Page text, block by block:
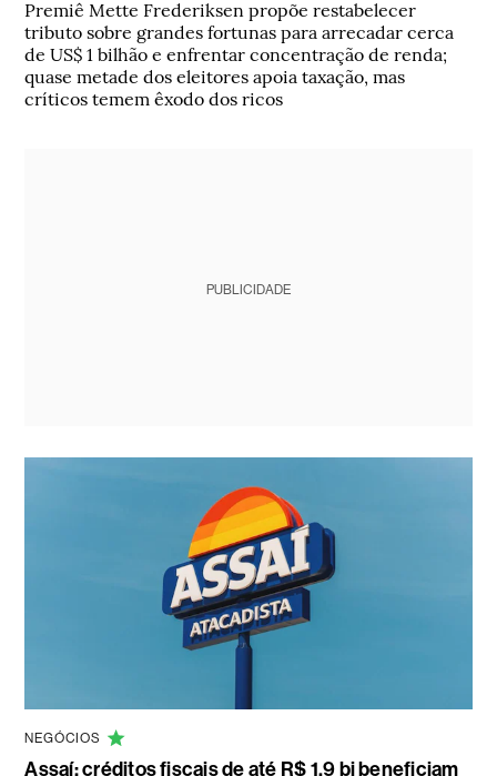
Premiê Mette Frederiksen propõe restabelecer
tributo sobre grandes fortunas para arrecadar cerca
de US$ 1 bilhão e enfrentar concentração de renda;
quase metade dos eleitores apoia taxação, mas
críticos temem êxodo dos ricos
PUBLICIDADE
NEGÓCIOS
Assaí: créditos fiscais de até R$ 1,9 bi beneficiam